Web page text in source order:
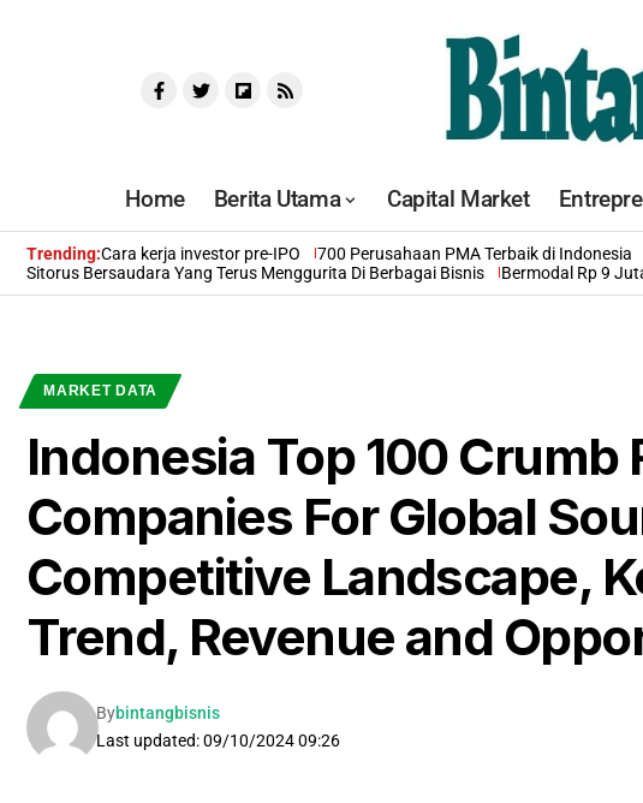
Home Berita Utama Capital Market
Trending:Cara kerja investor pre-IPO 700 Perusahaan PMA Terbaik di Indonesia
Sitorus Bersaudara Yang Terus Menggurita Di Berbagai Bisnis
Bermodal Rp 9
MARKET DATA
Indonesia Top 100 Crumb
Companies For Global
Competitive Landscape,
Trend, Revenue and
Last updated: 09/10/2024 09:26
Bybintangbisnis